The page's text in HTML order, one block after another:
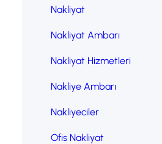
Nakliyat
Nakliyat Ambarı
Nakliyat Hizmetleri
Nakliye Ambarı
Nakliyeciler
Ofis Nakliyat